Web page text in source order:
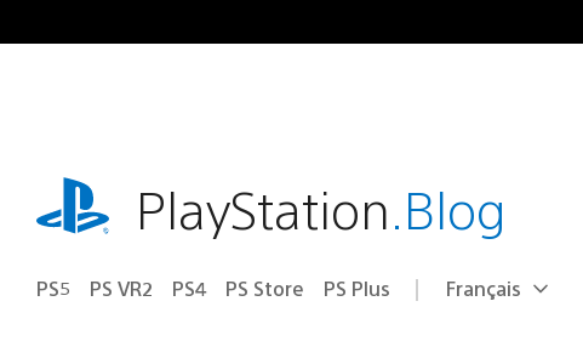
au
playstation.comPlayStation.Blog
PS5 PS VR2 PS4 PS Store PS Plus Choisir
Région
Français